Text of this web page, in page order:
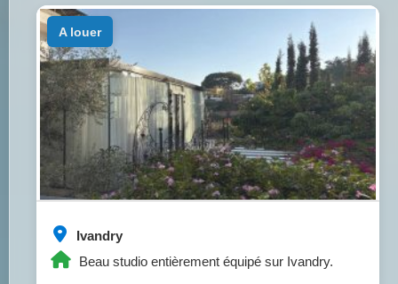
Ivandry
Beau studio entièrement équipé sur Ivandry.
a louer